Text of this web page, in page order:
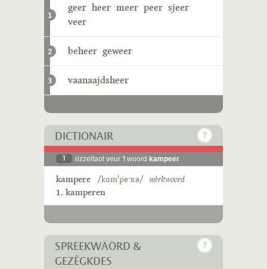
1
geer heer meer peer sjeer
veer
2 beheer geweer
3 vaanaajdsheer
DICTIONAIR
1 rizzeltaot veur 't woord kampeer
kampere /kɑmˈpeˑʀə/ wèrkwoord
1. kamperen
SPREEKWÄÖRD &
GEZÈGKDES